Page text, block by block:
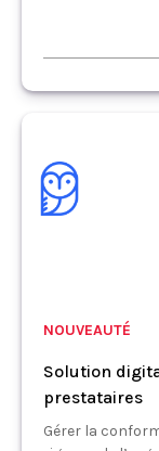
NOUVEAUTÉ
Solution
prestataires
Gérer la